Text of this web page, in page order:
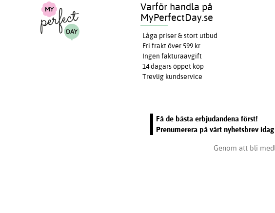
Varför handla på
MyPerfectDay.se
Låga priser & stort utbud
Fri frakt över 599 kr
Ingen fakturaavgift
14 dagars öppet köp
Trevlig kundservice
Få de bästa erbjudandena först!
Prenumerera på vårt nyhetsbrev idag
Genom att bli